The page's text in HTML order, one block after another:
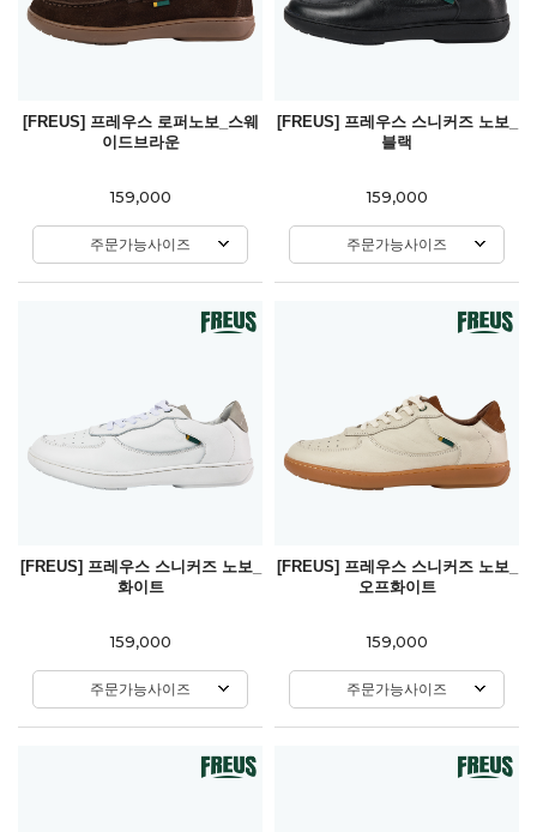
[FREUS] 프레우스 로퍼노보_스웨
이드브라운
159,000
주문가능사이즈
[FREUS] 프레우스 스니커즈 노보_
블랙
159,000
주문가능사이즈
[FREUS] 프레우스 스니커즈 노보_
화이트
159,000
주문가능사이즈
[FREUS] 프레우스 스니커즈 노보_
오프화이트
159,000
주문가능사이즈